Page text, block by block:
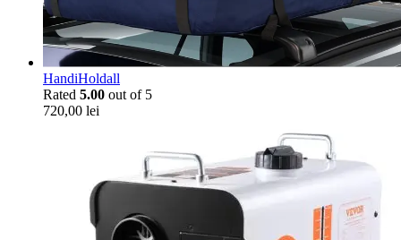
HandiHoldall
Rated 5.00 out of 5
720,00 lei